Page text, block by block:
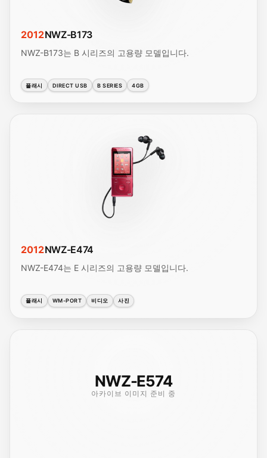
2012NWZ-B173
NWZ-B173는 B 시리즈의 고용량 모델입니다.
플래시 DIRECT USB B SERIES 4GB
2012NWZ-E474
NWZ-E474는 E 시리즈의 고용량 모델입니다.
플래시 WM-PORT 비디오 사진
NWZ-E574
아카이브 이미지 준비 중